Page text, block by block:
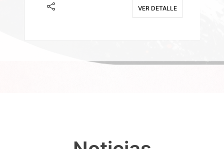
VER DETALLE